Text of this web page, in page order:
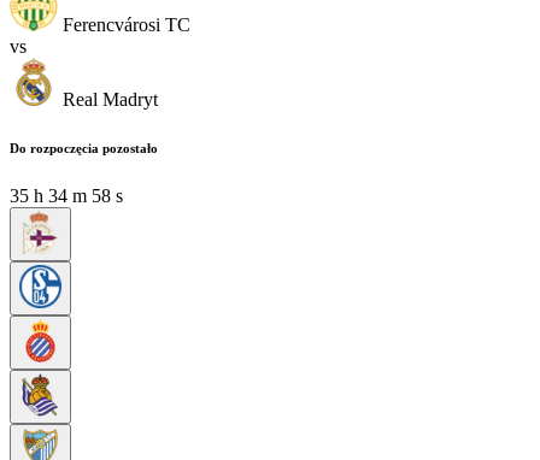
Ferencvárosi TC
vs
Real Madryt
Do rozpoczęcia pozostało
35 h 34 m 57 s